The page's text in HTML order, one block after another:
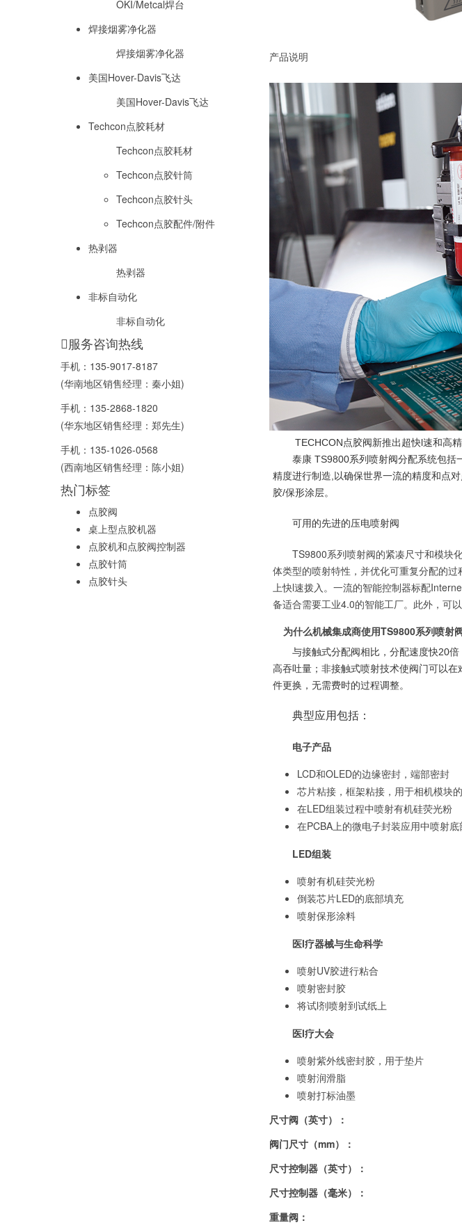
OKI/Metcal焊台
焊接烟雾净化器
焊接烟雾净化器
美国Hover-Davis飞达
美国Hover-Davis飞达
Techcon点胶耗材
Techcon点胶耗材
Techcon点胶针筒
Techcon点胶针头
Techcon点胶配件/附件
热剥器
热剥器
非标自动化
非标自动化
服务咨询热线
手机： 135-9017-8187
(华南地区销售经理：秦小姐)
手机： 135-2868-1820
(华东地区销售经理：郑先生)
手机： 135-1026-0568
(西南地区销售经理：陈小姐)
热门标签
点胶阀
桌上型点胶机器
点胶机和点胶阀控制器
点胶针筒
点胶针头
产品说明
TECHCON点胶阀新推出超快l速和高
泰康 TS9800系列喷射阀分配系统包括
精度进行制造,以确保世界一流的精度和点
胶/保形涂层。
可用的先进的压电喷射阀
TS9800系列喷射阀的紧凑尺寸和模块
体类型的喷射特性，并优化可重复分配的
上快l速拨入。一流的智能控制器标配
备适合需要工业4.0的智能工厂。此外，可
为什么机械集成商使用TS9800系列喷射
与接触式分配阀相比，分配速度快20
高吞吐量；非接触式喷射技术使阀门可以
件更换，无需费时的过程调整。
典型应用包括：
电子产品
LCD和OLED的边缘密封，端部密封
芯片粘接，框架粘接，用于相机模块
在LED组装过程中喷射有机硅荧光粉
在PCBA上的微电子封装应用中喷射
LED组装
喷射有机硅荧光粉
倒装芯片LED的底部填充
喷射保形涂料
医l疗器械与生命科学
喷射UV胶进行粘合
喷射密封胶
将试l剂喷射到试纸上
医l疗大会
喷射紫外线密封胶，用于垫片
喷射润滑脂
喷射打标油墨
尺寸阀（英寸）：
阀门尺寸（mm）：
尺寸控制器（英寸）：
尺寸控制器（毫米）：
重量阀：